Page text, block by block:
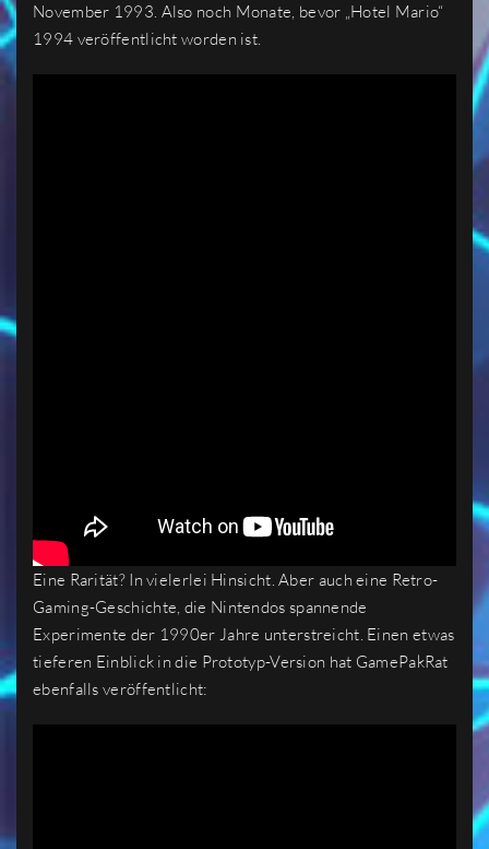
November 1993. Also noch Monate, bevor „Hotel Mario“
1994 veröffentlicht worden ist.
Eine Rarität? In vielerlei Hinsicht. Aber auch eine Retro-
Gaming-Geschichte, die Nintendos spannende
Experimente der 1990er Jahre unterstreicht. Einen etwas
tieferen Einblick in die Prototyp-Version hat GamePakRat
ebenfalls veröffentlicht: